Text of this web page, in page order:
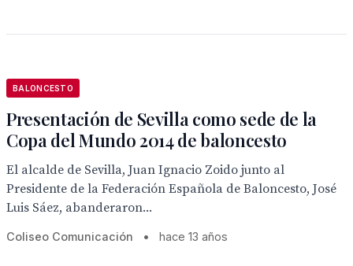
BALONCESTO
Presentación de Sevilla como sede de la
Copa del Mundo 2014 de baloncesto
El alcalde de Sevilla, Juan Ignacio Zoido junto al
Presidente de la Federación Española de Baloncesto, José
Luis Sáez, abanderaron...
Coliseo Comunicación • hace 13 años